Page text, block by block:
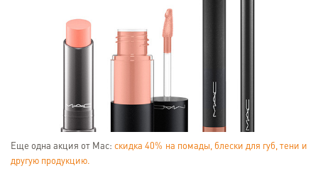
Еще одна акция от Mac:скидка 40% на помады, блески для губ, тени и
другую продукцию.